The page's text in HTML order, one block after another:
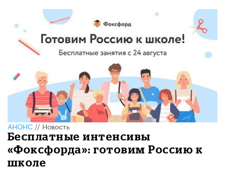
АНОНС//Новость
Бесплатные интенсивы
«Фоксфорда»: готовим Россию к
школе